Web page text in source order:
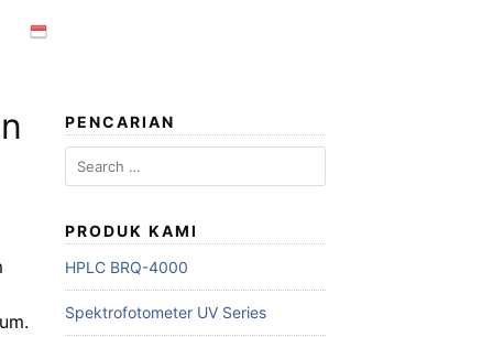
PENCARIAN
Search
for:
PRODUK KAMI
HPLC BRQ-4000
Spektrofotometer UV Series